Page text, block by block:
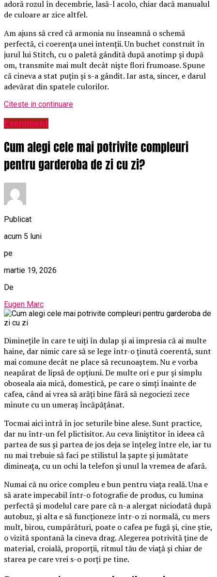
adoră rozul în decembrie, lasă-l acolo, chiar dacă manualul
de culoare ar zice altfel.
Am ajuns să cred că armonia nu înseamnă o schemă
perfectă, ci coerența unei intenții. Un buchet construit în
jurul lui Stitch, cu o paletă gândită după anotimp și după
om, transmite mai mult decât niște flori frumoase. Spune
că cineva a stat puțin și s-a gândit. Iar asta, sincer, e darul
adevărat din spatele culorilor.
Citeste in continuare
Eveniment
Cum alegi cele mai potrivite compleuri
pentru garderoba de zi cu zi?
Publicat
acum 5 luni
pe
martie 19, 2026
De
Eugen Marc
Diminețile în care te uiți în dulap și ai impresia că ai multe
haine, dar nimic care să se lege într-o ținută coerentă, sunt
mai comune decât ne place să recunoaștem. Nu e vorba
neapărat de lipsă de opțiuni. De multe ori e pur și simplu
oboseala aia mică, domestică, pe care o simți înainte de
cafea, când ai vrea să arăți bine fără să negociezi zece
minute cu un umeraș încăpățânat.
Tocmai aici intră în joc seturile bine alese. Sunt practice,
dar nu într-un fel plictisitor. Au ceva liniștitor în ideea că
partea de sus și partea de jos deja se înțeleg între ele, iar tu
nu mai trebuie să faci pe stilistul la șapte și jumătate
dimineața, cu un ochi la telefon și unul la vremea de afară.
Numai că nu orice compleu e bun pentru viața reală. Una e
să arate impecabil într-o fotografie de produs, cu lumina
perfectă și modelul care pare că n-a alergat niciodată după
autobuz, și alta e să funcționeze într-o zi normală, cu mers
mult, birou, cumpărături, poate o cafea pe fugă și, cine știe,
o vizită spontană la cineva drag. Alegerea potrivită ține de
material, croială, proporții, ritmul tău de viață și chiar de
starea pe care vrei s-o porți pe tine.